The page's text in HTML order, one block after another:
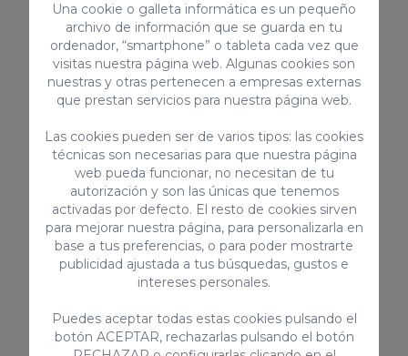
corta duración:
ESFCTU00003501200000283600000000000
00VV-35-1-00006299
EQUIPAMIENTOS
Patio / Terraza
Tostadora
Internet de alta velocidad
Vitrocerámica
Niños
Patio / Terraza techado
Televisión
Hervidor agua
Una cookie o galleta informática es un pequeño
archivo de información que se guarda en tu
ordenador, “smartphone” o tableta cada vez que
visitas nuestra página web. Algunas cookies son
nuestras y otras pertenecen a empresas externas
que prestan servicios para nuestra página web.
Las cookies pueden ser de varios tipos: las cookies
técnicas son necesarias para que nuestra página
web pueda funcionar, no necesitan de tu
autorización y son las únicas que tenemos
activadas por defecto. El resto de cookies sirven
para mejorar nuestra página, para personalizarla en
base a tus preferencias, o para poder mostrarte
publicidad ajustada a tus búsquedas, gustos e
intereses personales.
Puedes aceptar todas estas cookies pulsando el
botón ACEPTAR, rechazarlas pulsando el botón